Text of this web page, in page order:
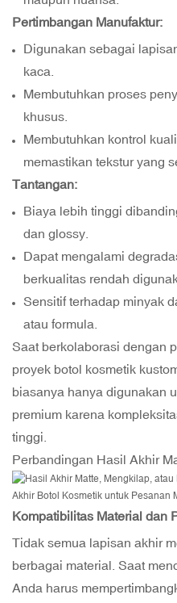
Pertimbangan Manufaktur:
Digunakan sebagai
kaca.
Membutuhkan proses
khusus.
Membutuhkan kontrol
memastikan tekstur yang
Tantangan:
Biaya lebih tinggi
dan glossy.
Dapat mengalami
berkualitas rendah
Sensitif terhadap minyak
atau formula.
Saat berkolaborasi dengan
proyek botol kosmetik
biasanya hanya digunakan
premium karena
tinggi.
Perbandingan Hasil Akhir
Kompatibilitas Material dan
Tidak semua lapisan akhir
berbagai material. Saat
Anda harus